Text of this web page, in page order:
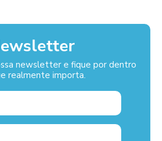
newsletter e fique por dentro
realmente importa.